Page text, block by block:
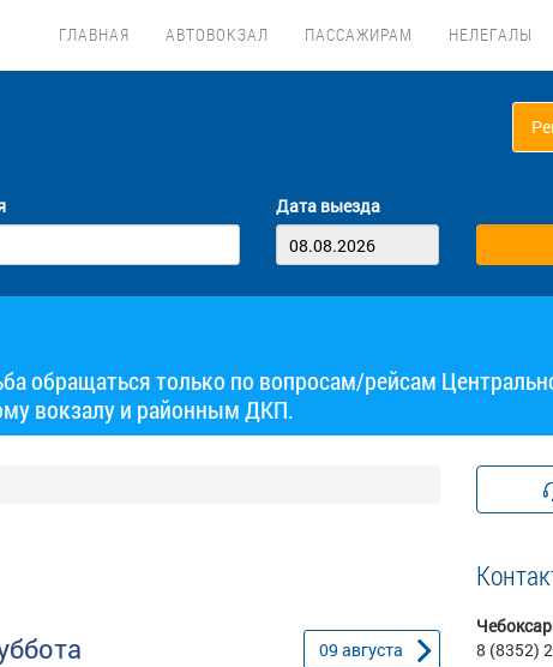
ГЛАВНАЯ АВТОВОКЗАЛ ПАССАЖИРАМ НЕЛЕГАЛЫ
Дата выезда
обращаться только по вопросам/рейсам
вокзалу и районным ДКП.
09 августа
8 (8352)